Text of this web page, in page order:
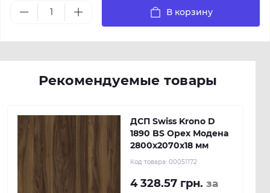
В корзину
Рекомендуемые товары
ДСП Swiss Krono D
1890 BS Орех Модена
2800х2070х18 мм
Код товара: 00051172
4 328.57 грн. за